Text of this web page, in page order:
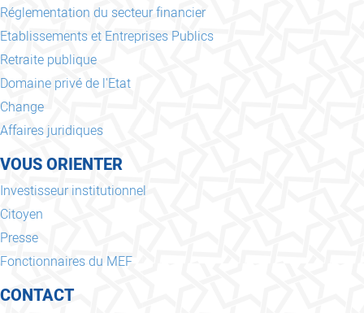
Réglementation du secteur financier
Etablissements et Entreprises Publics
Retraite publique
Domaine privé de l'Etat
Change
Affaires juridiques
VOUS ORIENTER
Investisseur institutionnel
Citoyen
Presse
Fonctionnaires du MEF
CONTACT